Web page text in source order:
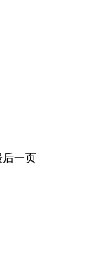
后一页